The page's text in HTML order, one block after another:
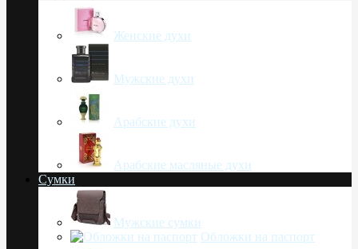
Женские духи
Мужские духи
Арабские духи
Арабские масляные духи
Сумки
Мужские сумки
Обложки на паспорт